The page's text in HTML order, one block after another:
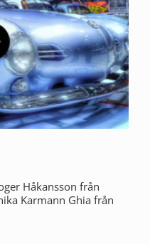
Håkansson från
Karmann Ghia från